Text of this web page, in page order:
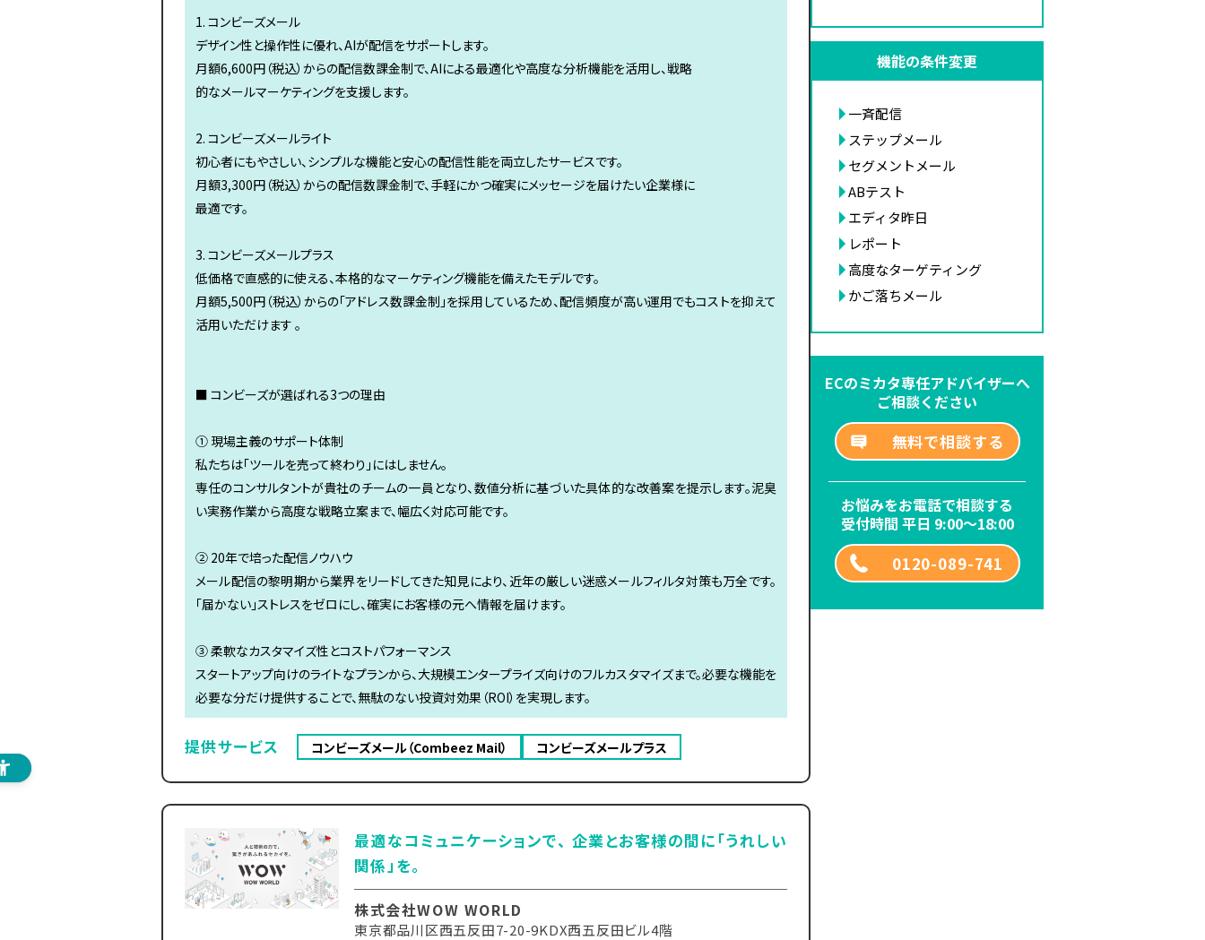
1. コンビーズメール
デザイン性と操作性に優れ、AIが配信をサポートします。
月額6,600円（税込）からの配信数課金制で、AIによる最適化や高度な分析機能を活用し、戦略
的なメールマーケティングを支援します。
2. コンビーズメールライト
初心者にもやさしい、シンプルな機能と安心の配信性能を両立したサービスです。
月額3,300円（税込）からの配信数課金制で、手軽にかつ確実にメッセージを届けたい企業様に
最適です。
3. コンビーズメールプラス
低価格で直感的に使える、本格的なマーケティング機能を備えたモデルです。
月額5,500円（税込）からの「アドレス数課金制」を採用しているため、配信頻度が高い運用でもコストを抑えて
活用いただけます 。
■ コンビーズが選ばれる3つの理由
① 現場主義のサポート体制
私たちは「ツールを売って終わり」にはしません。
専任のコンサルタントが貴社のチームの一員となり、数値分析に基づいた具体的な改善案を提示します。泥臭
い実務作業から高度な戦略立案まで、幅広く対応可能です。
② 20年で培った配信ノウハウ
メール配信の黎明期から業界をリードしてきた知見により、近年の厳しい迷惑メールフィルタ対策も万全です。
「届かない」ストレスをゼロにし、確実にお客様の元へ情報を届けます。
③ 柔軟なカスタマイズ性とコストパフォーマンス
スタートアップ向けのライトなプランから、大規模エンタープライズ向けのフルカスタマイズまで。必要な機能を
必要な分だけ提供することで、無駄のない投資対効果（ROI）を実現します。
提供サービス コンビーズメール（Combeez Mail） コンビーズメールプラス
最適なコミュニケーションで、 企業とお客様の間に「うれしい
関係」を。
株式会社WOW WORLD
東京都品川区西五反田7-20-9KDX西五反田ビル4階
機能の条件変更
一斉配信
ステップメール
セグメントメール
ABテスト
エディタ昨日
レポート
高度なターゲティング
かご落ちメール
ECのミカタ専任アドバイザーへ
ご相談ください
無料で相談する
お悩みをお電話で相談する
受付時間 平日 9:00～18:00
0120-089-741